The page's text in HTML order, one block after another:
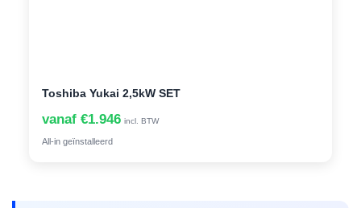
Toshiba Yukai 2,5kW SET
vanaf €1.946 incl. BTW
All-in geïnstalleerd